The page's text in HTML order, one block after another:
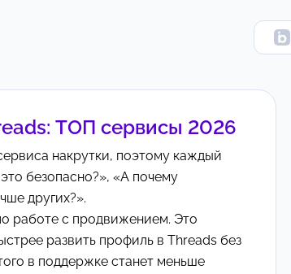
ТОП сервисы 2026
накрутки, поэтому каждый
безопасно?», «А почему
других?».
работе с продвижением. Это
развить профиль в Threads без
в поддержке станет меньше